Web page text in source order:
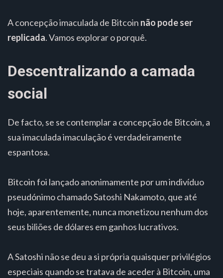
A concepção imaculada de Bitcoin não pode ser
replicada. Vamos explorar o porquê.
Descentralizando a camada
social
De facto, se se contemplar a concepção de Bitcoin, a
sua imaculada imaculação é verdadeiramente
espantosa.
Bitcoin foi lançado anonimamente por um indivíduo
pseudónimo chamado Satoshi Nakamoto, que até
hoje, aparentemente, nunca monetizou nenhum dos
seus biliões de dólares em ganhos lucrativos.
A Satoshi não se deu a si própria quaisquer privilégios
especiais quando se tratava de aceder à Bitcoin, uma